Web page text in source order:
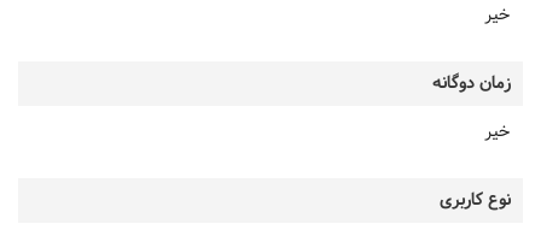
خیر
زمان دوگانه
خیر
نوع کاربری